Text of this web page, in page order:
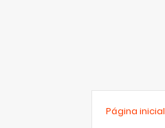
Página inicial